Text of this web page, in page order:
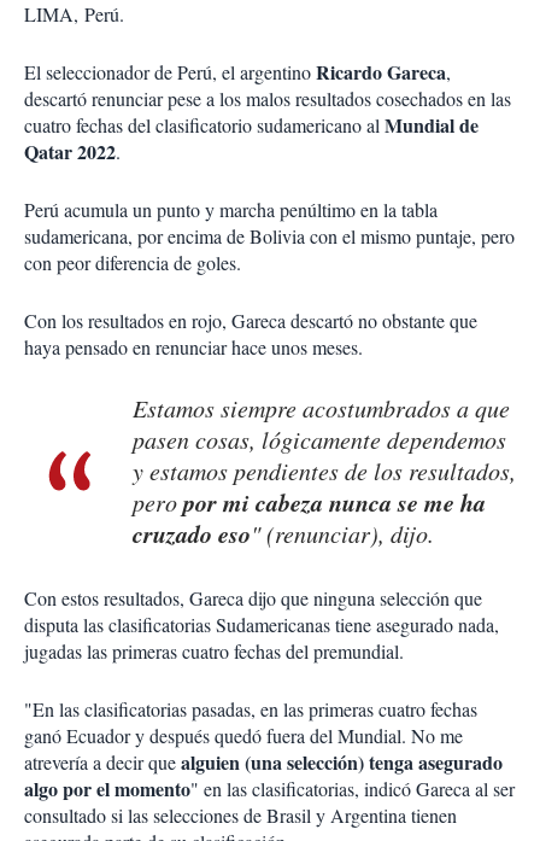
LIMA, Perú.
El seleccionador de Perú, el argentinoRicardo Gareca,
descartó renunciar pese a los malos resultados cosechados en las
cuatro fechas del clasificatorio sudamericano alMundial de
Qatar 2022.
Perú acumula un punto y marcha penúltimo en la tabla
sudamericana, por encima de Bolivia con el mismo puntaje, pero
con peor diferencia de goles.
Con los resultados en rojo, Gareca descartó no obstante que
haya pensado en renunciar hace unos meses.
Estamos siempre acostumbrados a que
pasen cosas, lógicamente dependemos
y estamos pendientes de los resultados,
peropor mi cabeza nunca se me ha
cruzado eso" (renunciar), dijo.
Con estos resultados, Gareca dijo que ninguna selección que
disputa las clasificatorias Sudamericanas tiene asegurado nada,
jugadas las primeras cuatro fechas del premundial.
"En las clasificatorias pasadas, en las primeras cuatro fechas
ganó Ecuador y después quedó fuera del Mundial. No me
atrevería a decir quealguien (una selección) tenga asegurado
algo por el momento" en las clasificatorias, indicó Gareca al ser
consultado si las selecciones de Brasil y Argentina tienen